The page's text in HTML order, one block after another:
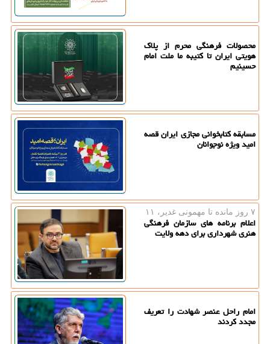
محصولات فرهنگی محرم از پلاک
هویتی ایران تا کتیبه ما ملت امام
حسینیم
مسابقه کتابخوانی مجازی ایران قصه
امید ویژه نوجوانان
۷ روز مانده تا مهمونی غدیر، ۱۱
اعلام برنامه های سازمان فرهنگی
هنری شهرداری برای دهه ولایت
امام راحل عنصر شهادت را تعریف
مجدد کردند